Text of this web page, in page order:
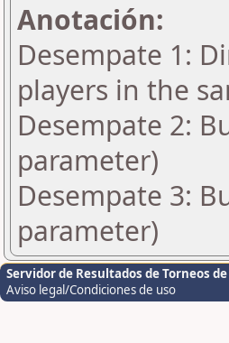
Anotación:
Desempate 1:
players in the
Desempate 2:
parameter)
Desempate 3:
parameter)
Servidor de Resultados de Torneos
Aviso legal/Condiciones de uso